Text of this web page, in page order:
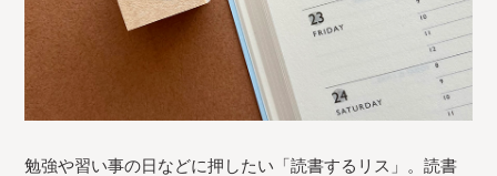
勉強や習い事の日などに押したい「読書するリス」。読書